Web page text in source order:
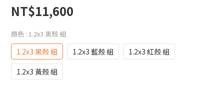
NT$11,600
顏色 : 1.2x3 黑殼 組
1.2x3 黑殼 組 1.2x3 藍殼 組
1.2x3 紅殼 組
1.2x3 黃殼 組